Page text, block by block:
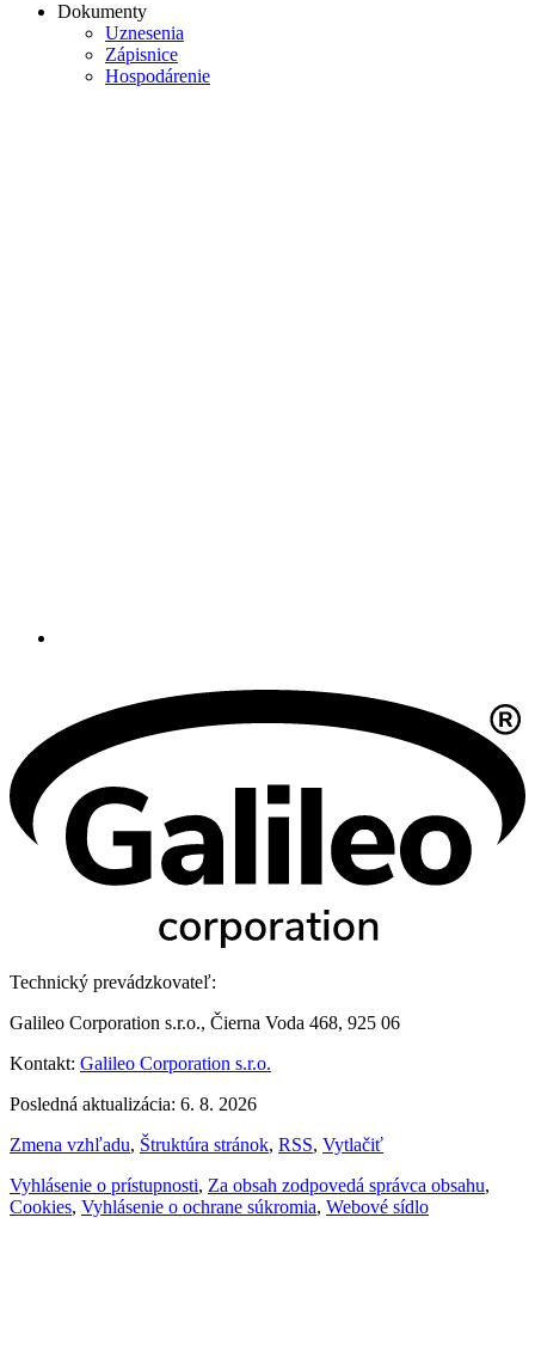
Dokumenty
Uznesenia
Zápisnice
Hospodárenie
Technický prevádzkovateľ:
Galileo Corporation s.r.o., Čierna Voda 468, 925 06
Kontakt: Galileo Corporation s.r.o.
Posledná aktualizácia: 6. 8. 2026
Zmena vzhľadu, Štruktúra stránok, RSS, Vytlačiť
Vyhlásenie o prístupnosti, Za obsah zodpovedá správca obsahu,
Cookies, Vyhlásenie o ochrane súkromia, Webové sídlo